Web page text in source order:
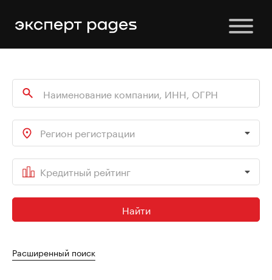
Регион регистрации
Кредитный рейтинг
Найти
Расширенный поиск